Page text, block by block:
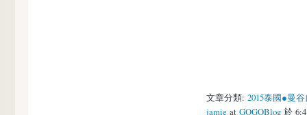
文章分類: 2015泰國●曼
jamie at GOGOBlog 於